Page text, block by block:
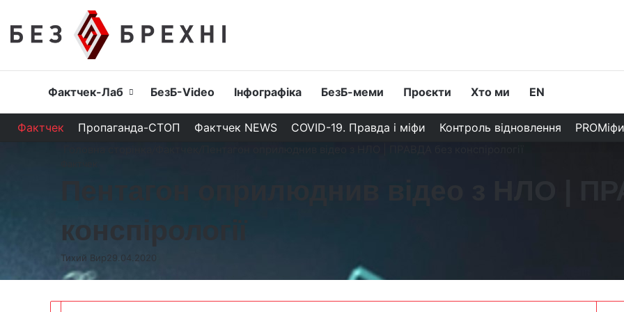
Головна
Фактчек-Лаб БезБ-Video Інфографіка БезБ-меми Проєкти Хто ми EN
Фактчек Пропаганда-СТОП Фактчек NEWS COVID-19. Правда і міфи Контроль відновлення PROМіфи
конспірології
Тихий Вир29.04.2020